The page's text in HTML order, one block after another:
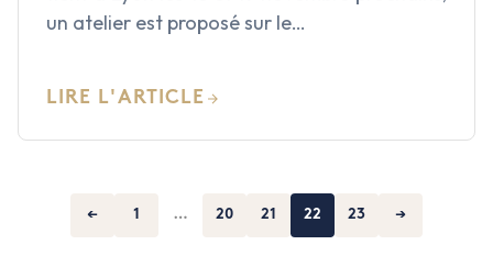
un atelier est proposé sur le…
LIRE L'ARTICLE
← 1 … 20 21 22 23 →